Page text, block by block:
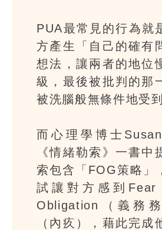
PUA最常見的行為就
方產生「自己的確有
想法，讓兩者的地位
級，最後被批判的那
被洗腦般無條件地受
而心理學博士
《情緒勒索》一書中
索包含「FOG策略」
試讓對方感到Fear
Obligation（義務
（內疚），藉此完成